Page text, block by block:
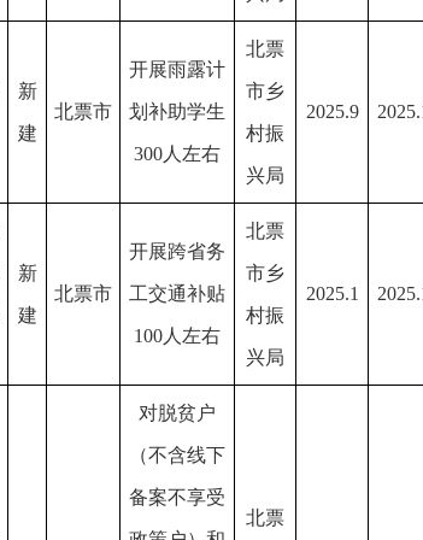
新
建
北票市
开展雨露计
划补助学生
300人左右
北票
市乡
村振
兴局
2025.9
新
建
北票市
开展跨省务
工交通补贴
100人左右
北票
市乡
村振
兴局
2025.1
对脱贫户
（不含线下
备案不享受
北票